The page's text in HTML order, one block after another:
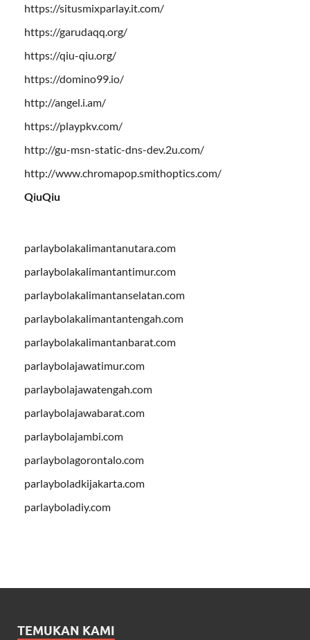
https://situsmixparlay.it.com/
https://garudaqq.org/
https://qiu-qiu.org/
https://domino99.io/
http://angel.i.am/
https://playpkv.com/
http://gu-msn-static-dns-dev.2u.com/
http://www.chromapop.smithoptics.com/
QiuQiu
parlaybolakalimantanutara.com
parlaybolakalimantantimur.com
parlaybolakalimantanselatan.com
parlaybolakalimantantengah.com
parlaybolakalimantanbarat.com
parlaybolajawatimur.com
parlaybolajawatengah.com
parlaybolajawabarat.com
parlaybolajambi.com
parlaybolagorontalo.com
parlayboladkijakarta.com
parlayboladiy.com
TEMUKAN KAMI